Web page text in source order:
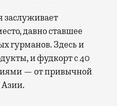
заслуживает
давно ставшее
гурманов. Здесь и
и фудкорт с 40
— от привычной
Азии.